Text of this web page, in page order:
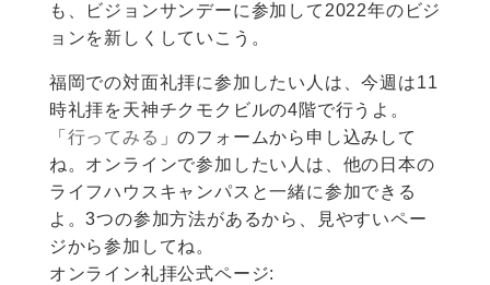
も、ビジョンサンデーに参加して2022年のビジ
ョンを新しくしていこう。
福岡での対面礼拝に参加したい人は、今週は11
時礼拝を天神チクモクビルの4階で行うよ。
「 行ってみる 」のフォームから申し込みして
ね。オンラインで参加したい人は、他の日本の
ライフハウスキャンパスと一緒に参加できる
よ。3つの参加方法があるから、見やすいペー
ジから参加してね。
オンライン礼拝公式ページ: